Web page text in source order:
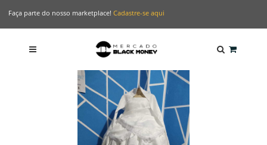
Faça parte do nosso marketplace! Cadastre-se aqui